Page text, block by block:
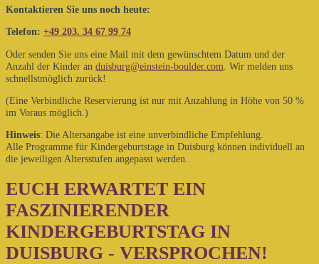
Kontaktieren Sie uns noch heute:
Telefon: +49 203. 34 67 99 74
Oder senden Sie uns eine Mail mit dem gewünschtem Datum und der
Anzahl der Kinder an duisburg@einstein-boulder.com . Wir melden uns
schnellstmöglich zurück!
(Eine Verbindliche Reservierung ist nur mit Anzahlung in Höhe von 50 %
im Voraus möglich.)
Hinweis: Die Altersangabe ist eine unverbindliche Empfehlung.
Alle Programme für Kindergeburtstage in Duisburg können individuell an
die jeweiligen Altersstufen angepasst werden.
EUCH ERWARTET EIN
FASZINIERENDER
KINDERGEBURTSTAG IN
DUISBURG - VERSPROCHEN!